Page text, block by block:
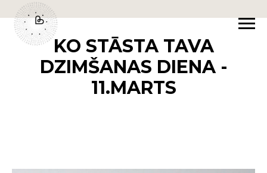
KO STĀSTA TAVA
DZIMŠANAS DIENA -
11.MARTS